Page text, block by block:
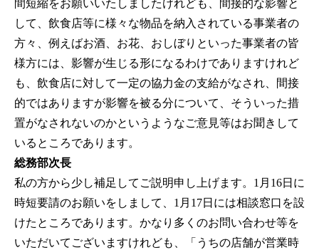
間短縮をお願いいたしましたけれども、間接的な影響と
して、飲食店等に様々な物品を納入されている事業者の
方々、例えばお酒、お花、おしぼりといった事業者の皆
様方には、影響が生じる形になるわけでありますけれど
も、飲食店に対して一定の協力金の支給がなされ、間接
的ではありますが影響を被る分について、そういった措
置がなされないのかというようなご意見等はお聞きして
いるところであります。
総務部次長
私の方から少し補足してご説明申し上げます。1月16日に
時短要請のお願いをしまして、1月17日には相談窓口を設
けたところであります。かなり多くのお問い合わせ等を
いただいてございますけれども、「うちの店舗が営業時